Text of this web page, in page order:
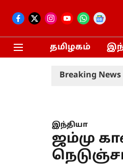
தமிழகம்
Breaking News
தொடர்: முன்னணி வீரர்
இந்தியா
ஜம்மு